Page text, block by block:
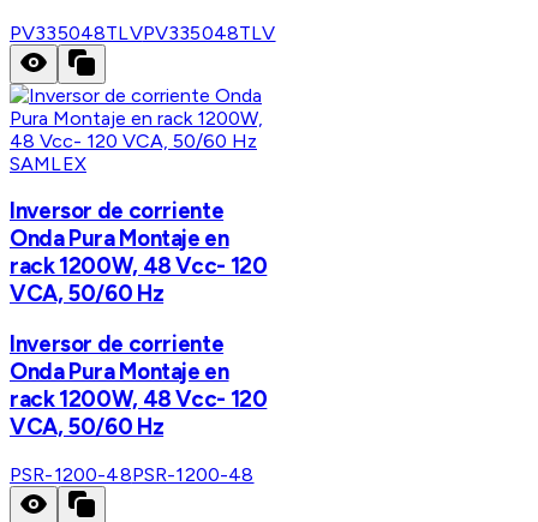
PV335048TLVPV335048TLV
SAMLEX
Inversor de corriente
Onda Pura Montaje en
rack 1200W, 48 Vcc- 120
VCA, 50/60 Hz
Inversor de corriente
Onda Pura Montaje en
rack 1200W, 48 Vcc- 120
VCA, 50/60 Hz
PSR-1200-48PSR-1200-48